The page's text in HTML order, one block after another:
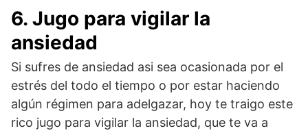
6. Jugo para vigilar la
ansiedad
Si sufres de ansiedad asi sea ocasionada por el
estrés del todo el tiempo o por estar haciendo
algún régimen para adelgazar, hoy te traigo este
rico jugo para vigilar la ansiedad, que te va a